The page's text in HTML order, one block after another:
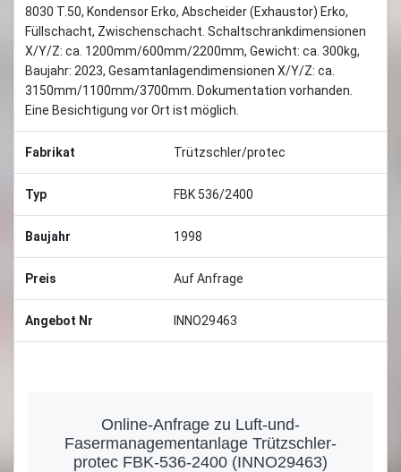
8030 T.50, Kondensor Erko, Abscheider (Exhaustor) Erko,
Füllschacht, Zwischenschacht. Schaltschrankdimensionen
X/Y/Z: ca. 1200mm/600mm/2200mm, Gewicht: ca. 300kg,
Baujahr: 2023, Gesamtanlagendimensionen X/Y/Z: ca.
3150mm/1100mm/3700mm. Dokumentation vorhanden.
Eine Besichtigung vor Ort ist möglich.
Fabrikat Trützschler/protec
Typ FBK 536/2400
Baujahr 1998
Preis Auf Anfrage
Angebot Nr INNO29463
Online-Anfrage zu Luft-und-
Fasermanagementanlage Trützschler-
protec FBK-536-2400 (INNO29463)